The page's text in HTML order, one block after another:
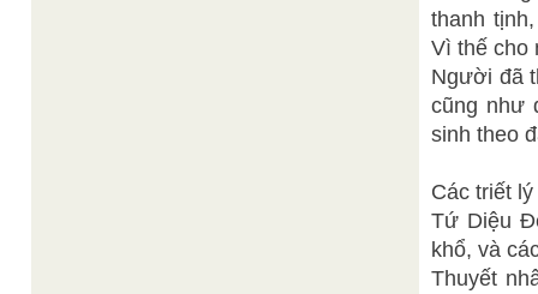
thanh
Vì thế cho
Người đã
cũng như
sinh theo
Các triết
Tứ Diệu
khổ, và
Thuyết